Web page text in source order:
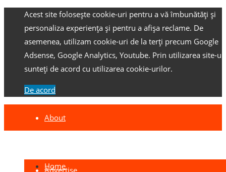
Acest site folosește cookie-uri pentru a vă îmbunătăți și
personaliza experiența și pentru a afișa reclame. De
asemenea, utilizam cookie-uri de la terți precum Google
Adsense, Google Analytics, Youtube. Prin utilizarea site-
sunteți de acord cu utilizarea cookie-urilor.
De acord
About
Advertise
Home